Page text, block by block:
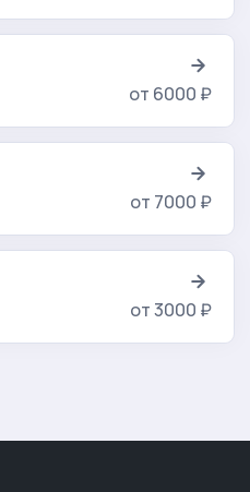
от 6000 ₽
от 7000 ₽
от 3000 ₽